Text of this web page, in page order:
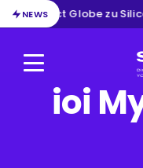
NEWS
von Exact Globe zu
Menu
ioi